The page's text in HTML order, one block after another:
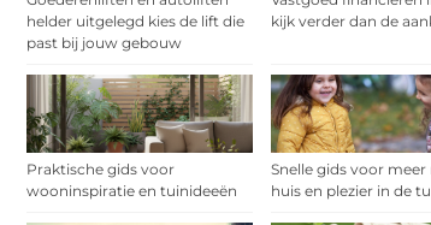
helder uitgelegd kies de lift die
past bij jouw gebouw
kijk verder dan de
Praktische gids voor
wooninspiratie en tuinideeën
Snelle gids voor meer
huis en plezier in de